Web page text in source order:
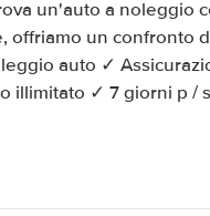
un'auto a noleggio
offriamo un confronto
auto ✓
illimitato ✓ 7 giorni p /